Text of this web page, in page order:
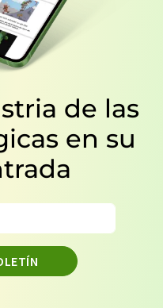
de las
en su